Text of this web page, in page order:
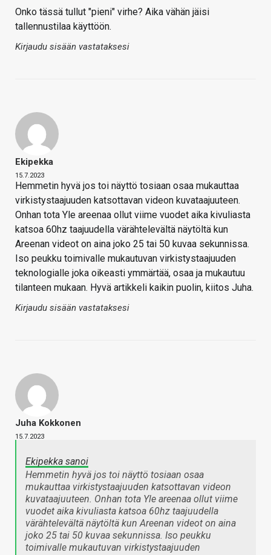
Onko tässä tullut "pieni" virhe? Aika vähän jäisi
tallennustilaa käyttöön.
Kirjaudu sisään vastataksesi
Ekipekka
15.7.2023
Hemmetin hyvä jos toi näyttö tosiaan osaa mukauttaa
virkistystaajuuden katsottavan videon kuvataajuuteen.
Onhan tota Yle areenaa ollut viime vuodet aika kivuliasta
katsoa 60hz taajuudella värähtelevältä näytöltä kun
Areenan videot on aina joko 25 tai 50 kuvaa sekunnissa.
Iso peukku toimivalle mukautuvan virkistystaajuuden
teknologialle joka oikeasti ymmärtää, osaa ja mukautuu
tilanteen mukaan. Hyvä artikkeli kaikin puolin, kiitos Juha.
Kirjaudu sisään vastataksesi
Juha Kokkonen
15.7.2023
Ekipekka sanoi
Hemmetin hyvä jos toi näyttö tosiaan osaa
mukauttaa virkistystaajuuden katsottavan videon
kuvataajuuteen. Onhan tota Yle areenaa ollut viime
vuodet aika kivuliasta katsoa 60hz taajuudella
värähtelevältä näytöltä kun Areenan videot on aina
joko 25 tai 50 kuvaa sekunnissa. Iso peukku
toimivalle mukautuvan virkistystaajuuden